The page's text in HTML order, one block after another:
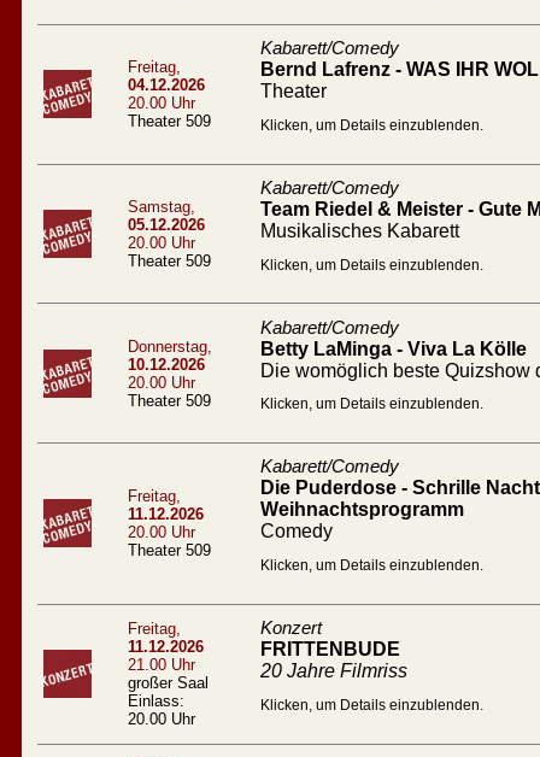
Freitag,
04.12.2026
20.00 Uhr
Theater 509
Kabarett/Comedy
Bernd Lafrenz - WAS IHR
Theater
Klicken, um Details einzublenden.
Samstag,
05.12.2026
20.00 Uhr
Theater 509
Kabarett/Comedy
Team Riedel & Meister - Gute
Musikalisches Kabarett
Klicken, um Details einzublenden.
Donnerstag,
10.12.2026
20.00 Uhr
Theater 509
Kabarett/Comedy
Betty LaMinga - Viva La Kölle
Die womöglich beste Quizshow
Klicken, um Details einzublenden.
Freitag,
11.12.2026
20.00 Uhr
Theater 509
Kabarett/Comedy
Die Puderdose - Schrille
Weihnachtsprogramm
Comedy
Klicken, um Details einzublenden.
Freitag,
11.12.2026
21.00 Uhr
großer Saal
Einlass:
20.00 Uhr
Konzert
FRITTENBUDE
20 Jahre Filmriss
Klicken, um Details einzublenden.